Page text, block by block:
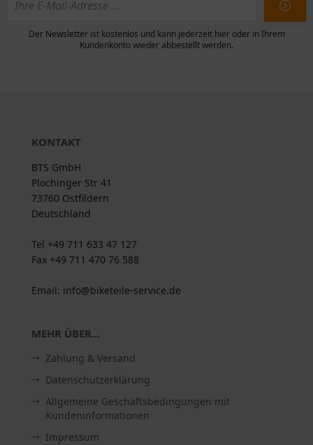
Der Newsletter ist kostenlos und kann jederzeit hier oder in Ihrem
Kundenkonto wieder abbestellt werden.
KONTAKT
BTS GmbH
Plochinger Str 41
73760 Ostfildern
Deutschland
Tel +49 711 633 47 127
Fax +49 711 470 76 588
Email: info@biketeile-service.de
MEHR ÜBER...
Zahlung & Versand
Datenschutzerklärung
Allgemeine Geschäftsbedingungen mit
Kundeninformationen
Impressum